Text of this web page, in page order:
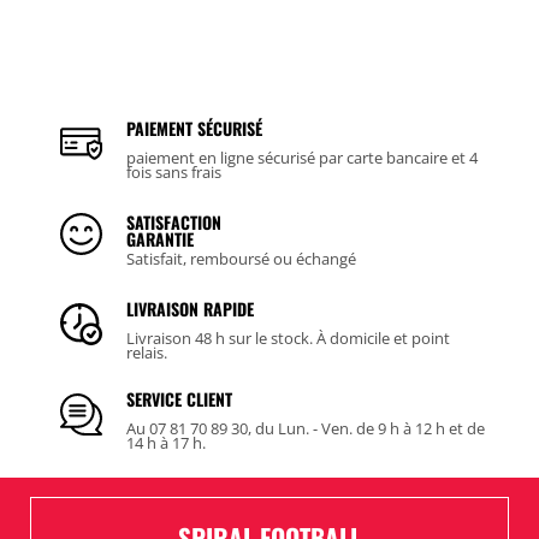
PAIEMENT SÉCURISÉ
paiement en ligne sécurisé par carte bancaire et 4
fois sans frais
SATISFACTION
GARANTIE
Satisfait, remboursé ou échangé
LIVRAISON RAPIDE
Livraison 48 h sur le stock. À domicile et point
relais.
SERVICE CLIENT
Au 07 81 70 89 30, du Lun. - Ven. de 9 h à 12 h et de
14 h à 17 h.